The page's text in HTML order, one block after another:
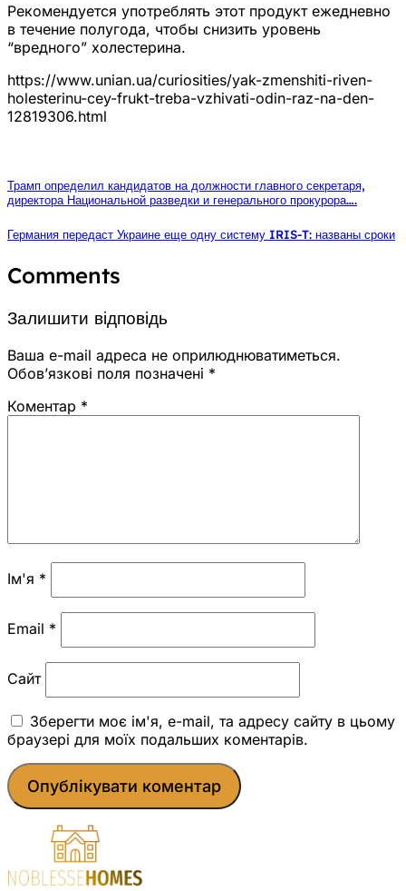
Рекомендуется употреблять этот продукт ежедневно
в течение полугода, чтобы снизить уровень
“вредного” холестерина.
https://www.unian.ua/curiosities/yak-zmenshiti-riven-
holesterinu-cey-frukt-treba-vzhivati-odin-raz-na-den-
12819306.html
Трамп определил кандидатов на должности главного секретаря,
директора Национальной разведки и генерального прокурора….
Германия передаст Украине еще одну систему IRIS-T: названы сроки
Comments
Залишити відповідь
Ваша e-mail адреса не оприлюднюватиметься.
Обов’язкові поля позначені *
Коментар *
Ім'я *
Email *
Сайт
Зберегти моє ім'я, e-mail, та адресу сайту в цьому
браузері для моїх подальших коментарів.